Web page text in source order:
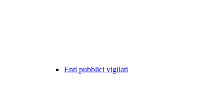
Enti pubblici vigilati